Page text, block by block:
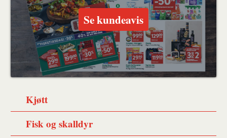
Se kundeavis
Kjøtt
Fisk og skalldyr